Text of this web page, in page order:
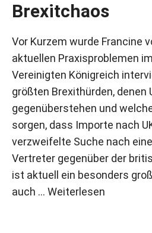
Brexitchaos
Vor Kurzem wurde Francine
aktuellen Praxisproblemen
Vereinigten Königreich
größten Brexithürden, denen
gegenüberstehen und
sorgen, dass Importe nach
verzweifelte Suche nach
Vertreter gegenüber der
ist aktuell ein besonders
auch … Weiterlesen